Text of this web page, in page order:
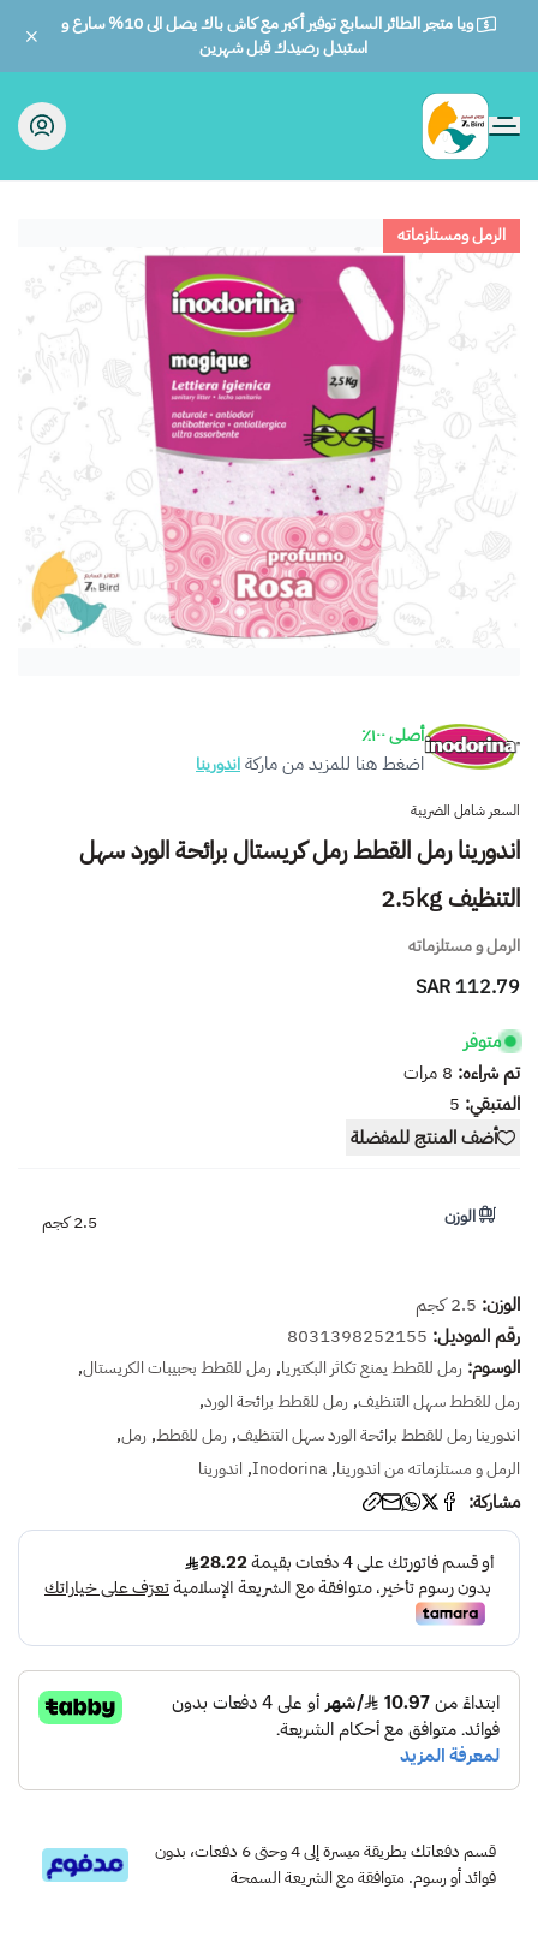
ويا متجر الطائر السابع توفير أكبر مع كاش باك يصل الى 10% سارع و
استبدل رصيدك قبل شهرين
الطائر السابع للحيوانات
الرمل ومستلزماته
أصلى ١٠٠٪
اضغط هنا للمزيد من ماركةاندورينا
السعر شامل الضريبة
اندورينا رمل القطط رمل كريستال برائحة الورد سهل
التنظيف 2.5kg
الرمل و مستلزماته
112.79 SAR
متوفر
تم شراءه: 8 مرات
المتبقي: 5
أضف المنتج للمفضلة
الوزن 2.5 كجم
الوزن: 2.5 كجم
رقم الموديل: 8031398252155
الوسوم: رمل للقطط يمنع تكاثر البكتيريا, رمل للقطط بحبيبات الكريستال,
رمل للقطط سهل التنظيف, رمل للقطط برائحة الورد,
اندورينا رمل للقطط برائحة الورد سهل التنظيف, رمل للقطط, رمل,
الرمل و مستلزماته من اندورينا,
Inodorina
, اندورينا
مشاركة:
قسم دفعاتك بطريقة ميسرة إلى 4 وحتى 6 دفعات، بدون
فوائد أو رسوم. متوافقة مع الشريعة السمحة